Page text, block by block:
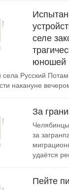
селе
юношей
Русский
накануне
За
за
удаётся
Пейте